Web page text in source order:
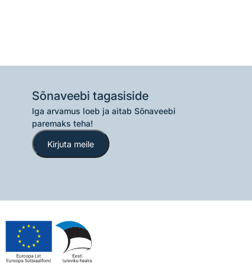
Sõnaveebi tagasiside
Iga arvamus loeb ja aitab Sõnaveebi
paremaks teha!
Kirjuta meile